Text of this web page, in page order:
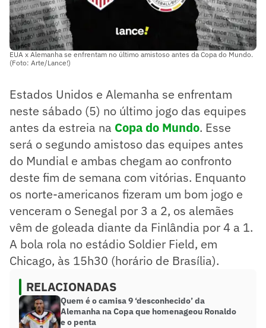
EUA x Alemanha se enfrentam no último amistoso antes da Copa do Mundo.
(Foto: Arte/Lance!)
Estados Unidos e Alemanha se enfrentam
neste sábado (5) no último jogo das equipes
antes da estreia na Copa do Mundo. Esse
será o segundo amistoso das equipes antes
do Mundial e ambas chegam ao confronto
deste fim de semana com vitórias. Enquanto
os norte-americanos fizeram um bom jogo e
venceram o Senegal por 3 a 2, os alemães
vêm de goleada diante da Finlândia por 4 a 1.
A bola rola no estádio Soldier Field, em
Chicago, às 15h30 (horário de Brasília).
RELACIONADAS
Quem é o camisa 9 ‘desconhecido’ da
Alemanha na Copa que homenageou Ronaldo
e o penta